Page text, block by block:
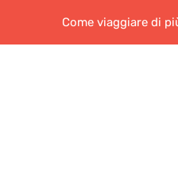
Come viaggiare di